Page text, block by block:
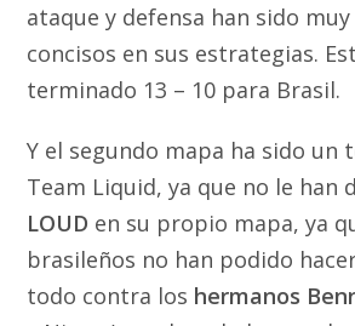
ataque y defensa han sido
concisos en sus estrategias.
terminado 13 – 10 para Brasil.
Y el segundo mapa ha sido un
Team Liquid, ya que no le han
LOUD en su propio mapa, ya
brasileños no han podido
todo contra los hermanos